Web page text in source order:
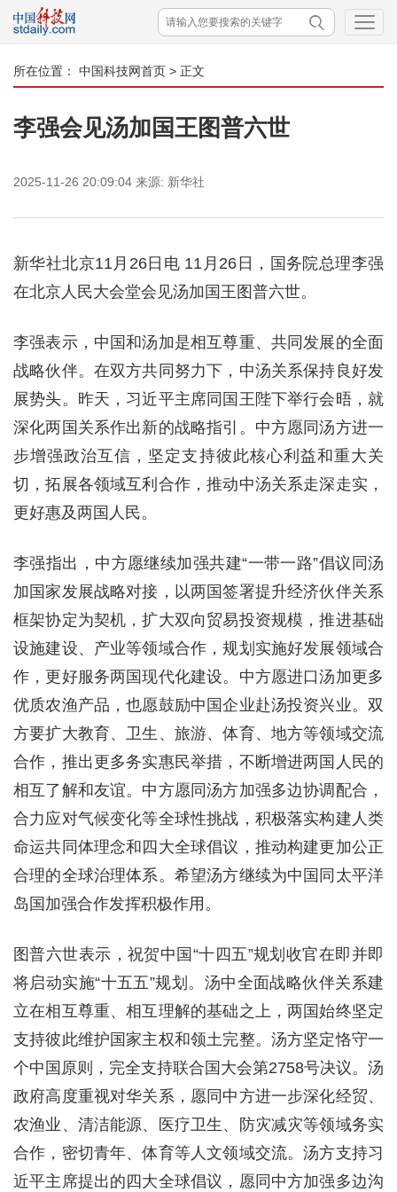
所在位置： 中国科技网首页 > 正文
李强会见汤加国王图普六世
2025-11-26 20:09:04 来源: 新华社
新华社北京11月26日电 11月26日，国务院总理李强
在北京人民大会堂会见汤加国王图普六世。
李强表示，中国和汤加是相互尊重、共同发展的全面
战略伙伴。在双方共同努力下，中汤关系保持良好发
展势头。昨天，习近平主席同国王陛下举行会晤，就
深化两国关系作出新的战略指引。中方愿同汤方进一
步增强政治互信，坚定支持彼此核心利益和重大关
切，拓展各领域互利合作，推动中汤关系走深走实，
更好惠及两国人民。
李强指出，中方愿继续加强共建“一带一路”倡议同汤
加国家发展战略对接，以两国签署提升经济伙伴关系
框架协定为契机，扩大双向贸易投资规模，推进基础
设施建设、产业等领域合作，规划实施好发展领域合
作，更好服务两国现代化建设。中方愿进口汤加更多
优质农渔产品，也愿鼓励中国企业赴汤投资兴业。双
方要扩大教育、卫生、旅游、体育、地方等领域交流
合作，推出更多务实惠民举措，不断增进两国人民的
相互了解和友谊。中方愿同汤方加强多边协调配合，
合力应对气候变化等全球性挑战，积极落实构建人类
命运共同体理念和四大全球倡议，推动构建更加公正
合理的全球治理体系。希望汤方继续为中国同太平洋
岛国加强合作发挥积极作用。
图普六世表示，祝贺中国“十四五”规划收官在即并即
将启动实施“十五五”规划。汤中全面战略伙伴关系建
立在相互尊重、相互理解的基础之上，两国始终坚定
支持彼此维护国家主权和领土完整。汤方坚定恪守一
个中国原则，完全支持联合国大会第2758号决议。汤
政府高度重视对华关系，愿同中方进一步深化经贸、
农渔业、清洁能源、医疗卫生、防灾减灾等领域务实
合作，密切青年、体育等人文领域交流。汤方支持习
近平主席提出的四大全球倡议，愿同中方加强多边沟